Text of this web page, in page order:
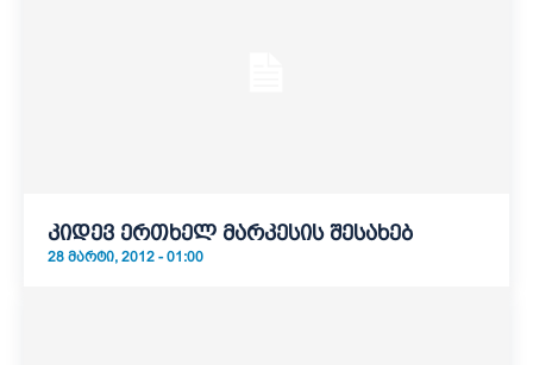
კიდევ ერთხელ მარკესის შესახებ
28 ᲛᲐᲠᲢᲘ, 2012 - 01:00